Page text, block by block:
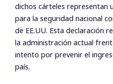
dichos cárteles representan
para la seguridad nacional
de EE.UU. Esta declaración
la administración actual
intento por prevenir el
país.